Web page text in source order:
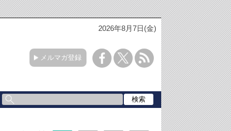
2026年8月7日(金)
メルマガ登録